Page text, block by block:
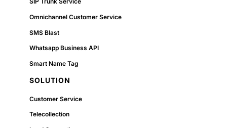
Omnichannel Customer Service
SMS Blast
Whatsapp Business API
Smart Name Tag
SOLUTION
Customer Service
Telecollection